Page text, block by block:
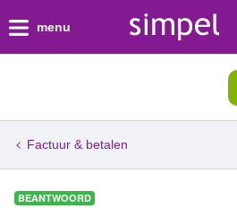
menu
Factuur & betalen
BEANTWOORD